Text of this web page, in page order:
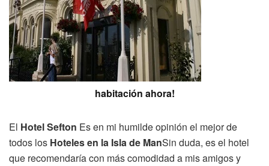
habitación ahora!
El Hotel Sefton Es en mi humilde opinión el mejor de
todos los Hoteles en la Isla de ManSin duda, es el hotel
que recomendaría con más comodidad a mis amigos y